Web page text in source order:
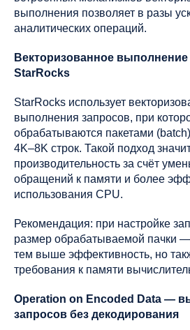
выполнения позволяет в разы
аналитических операций.
Векторизованное выполнение
StarRocks
StarRocks использует
выполнения запросов, при
обрабатываются пакетами
4K–8K строк. Такой подход
производительность за счёт
обращений к памяти и более
использования CPU.
Рекомендация: при настройке
размер обрабатываемой пачки
тем выше эффективность, но
требования к памяти
Operation on Encoded Data —
запросов без декодирования